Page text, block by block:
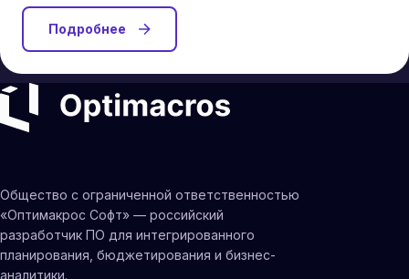
Подробнее
Общество с ограниченной ответственностью
«Оптимакрос Софт» — российский
разработчик ПО для интегрированного
планирования, бюджетирования и бизнес-
аналитики.